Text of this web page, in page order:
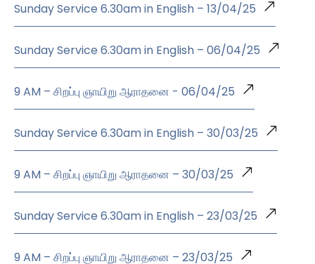
Sunday Service 6.30am in English – 13/04/25
Sunday Service 6.30am in English – 06/04/25
9 AM – சிறப்பு ஞாயிறு ஆராதனை - 06/04/25
Sunday Service 6.30am in English – 30/03/25
9 AM – சிறப்பு ஞாயிறு ஆராதனை – 30/03/25
Sunday Service 6.30am in English – 23/03/25
9 AM – சிறப்பு ஞாயிறு ஆராதனை – 23/03/25